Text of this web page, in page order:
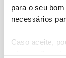
para o seu
necessários
Caso aceite,